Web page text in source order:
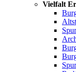
Vielfalt